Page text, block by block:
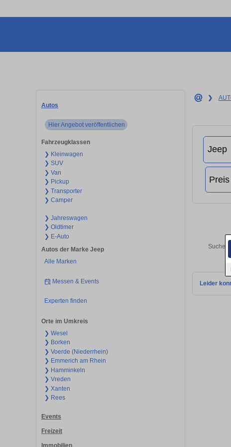
Autos
Hier Angebot veröffentlichen
Fahrzeugklassen
❯ Kleinwagen
❯ SUV
❯ Van
❯ Pickup
❯ Transporter
❯ Camper
❯ Jahreswagen
❯ Oldtimer
❯ E-Auto
Autos der Marke Jeep
Alle Marken
Messen & Events
Experten finden
Orte im Umkreis
❯ Wesel
❯ Borken
❯ Voerde (Niederrhein)
❯ Emmerich am Rhein
❯ Hamminkeln
❯ Vreden
❯ Xanten
❯ Rees
Events
Freizeit
Immobilien
❯
Suchen
Leider